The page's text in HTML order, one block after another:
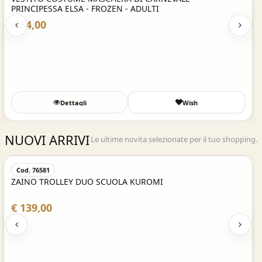
Wish
NANI - BRONTOLO
Dettagli
NUOVI ARRIVILe ultime novita selezionate per il tuo shopping.
Acquisto
ZAINO TROLLEY DUO SCUOLA